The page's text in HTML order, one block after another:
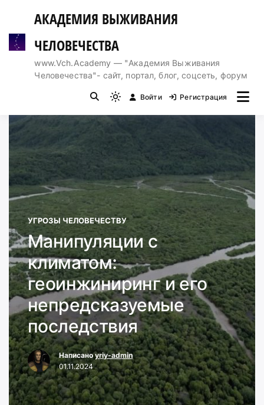
содержимому
АКАДЕМИЯ ВЫЖИВАНИЯ
ЧЕЛОВЕЧЕСТВА
www.Vch.Academy — "Академия Выживания
Человечества"- сайт, портал, блог, соцсеть, форум
Light
mode
(click
switch
to
dark)
Войти Регистрация
УГРОЗЫ ЧЕЛОВЕЧЕСТВУ
Манипуляции с
климатом:
геоинжиниринг и его
непредсказуемые
последствия
Написаноyriy-admin
01.11.2024